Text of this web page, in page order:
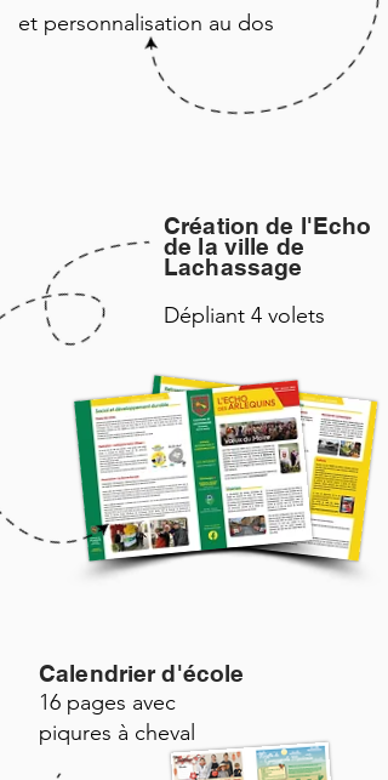
et personnalisation au dos
Création de l'Echo
de la ville de
Lachassage
Dépliant 4 volets
Calendrier d'école
16 pages avec
piqures à cheval